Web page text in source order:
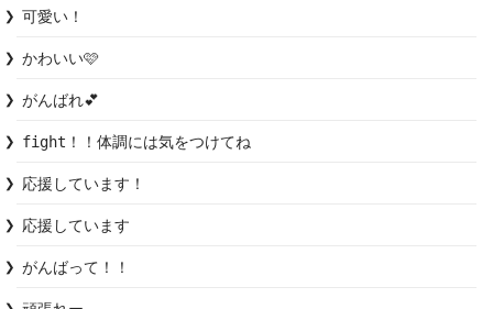
可愛い！
かわいい🩷
がんばれ💕
fight！！体調には気をつけてね
応援しています！
応援しています
がんばって！！